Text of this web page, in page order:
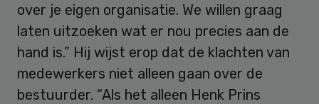
over je eigen organisatie. We willen graag
laten uitzoeken wat er nou precies aan de
hand is.” Hij wijst erop dat de klachten van
medewerkers niet alleen gaan over de
bestuurder. “Als het alleen Henk Prins